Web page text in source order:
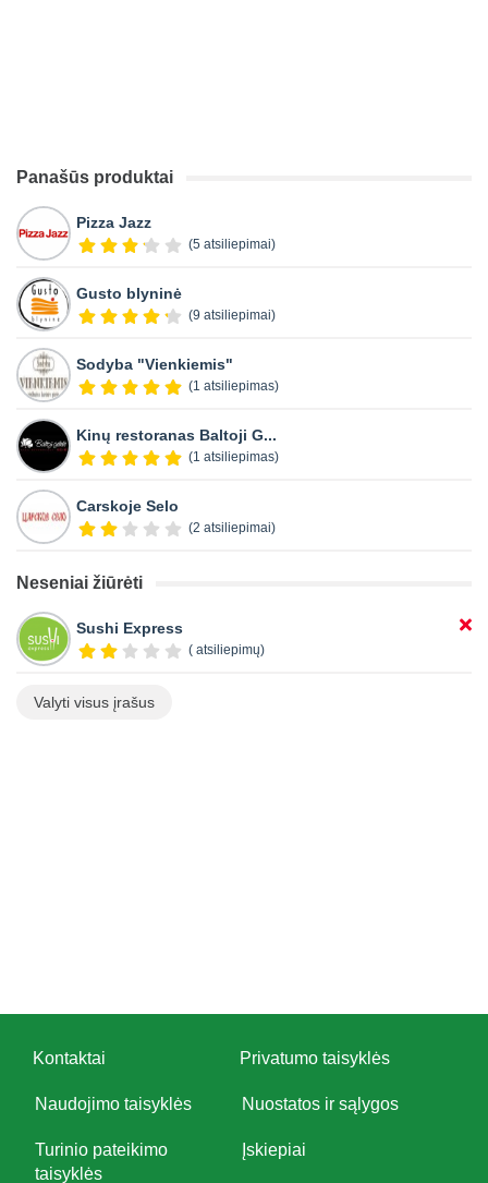
Panašūs produktai
Pizza Jazz
(5 atsiliepimai)
Gusto blyninė
(9 atsiliepimai)
Sodyba "Vienkiemis"
(1 atsiliepimas)
Kinų restoranas Baltoji G...
(1 atsiliepimas)
Carskoje Selo
(2 atsiliepimai)
Neseniai žiūrėti
Sushi Express
( atsiliepimų)
Valyti visus įrašus
Kontaktai Privatumo taisyklės
Naudojimo taisyklės Nuostatos ir sąlygos
Turinio pateikimo
taisyklės
Įskiepiai